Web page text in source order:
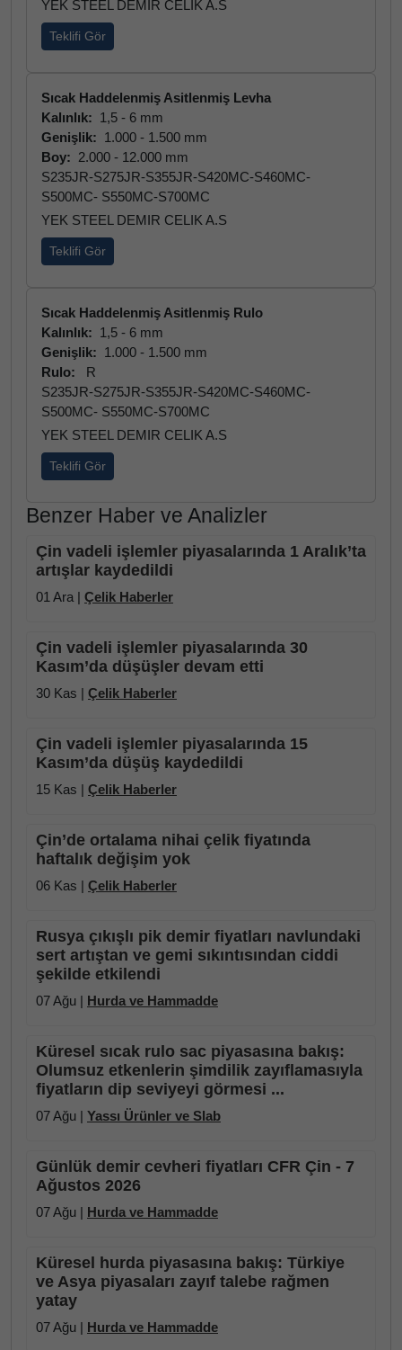
YEK STEEL DEMIR CELIK A.S
Teklifi Gör
Sıcak Haddelenmiş Asitlenmiş Levha
Kalınlık: 1,5 - 6 mm
Genişlik: 1.000 - 1.500 mm
Boy: 2.000 - 12.000 mm
S235JR-S275JR-S355JR-S420MC-S460MC-
S500MC- S550MC-S700MC
YEK STEEL DEMIR CELIK A.S
Teklifi Gör
Sıcak Haddelenmiş Asitlenmiş Rulo
Kalınlık: 1,5 - 6 mm
Genişlik: 1.000 - 1.500 mm
Rulo:
R
S235JR-S275JR-S355JR-S420MC-S460MC-
S500MC- S550MC-S700MC
YEK STEEL DEMIR CELIK A.S
Teklifi Gör
Benzer Haber ve Analizler
Çin vadeli işlemler piyasalarında 1 Aralık’ta
artışlar kaydedildi
01 Ara | Çelik Haberler
Çin vadeli işlemler piyasalarında 30
Kasım’da düşüşler devam etti
30 Kas | Çelik Haberler
Çin vadeli işlemler piyasalarında 15
Kasım’da düşüş kaydedildi
15 Kas | Çelik Haberler
Çin’de ortalama nihai çelik fiyatında
haftalık değişim yok
06 Kas | Çelik Haberler
Rusya çıkışlı pik demir fiyatları navlundaki
sert artıştan ve gemi sıkıntısından ciddi
şekilde etkilendi
07 Ağu | Hurda ve Hammadde
Küresel sıcak rulo sac piyasasına bakış:
Olumsuz etkenlerin şimdilik zayıflamasıyla
fiyatların dip seviyeyi görmesi ...
07 Ağu | Yassı Ürünler ve Slab
Günlük demir cevheri fiyatları CFR Çin - 7
Ağustos 2026
07 Ağu | Hurda ve Hammadde
Küresel hurda piyasasına bakış: Türkiye
ve Asya piyasaları zayıf talebe rağmen
yatay
07 Ağu | Hurda ve Hammadde